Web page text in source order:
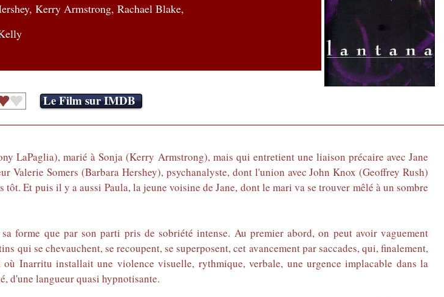
Kerry Armstrong, Rachael Blake,
Le Film sur IMDB
LaPaglia), marié à Sonja (Kerry Armstrong), mais qui entretient une liaison précaire avec Jane
Valerie Somers (Barbara Hershey), psychanalyste, dont l'union avec John Knox (Geoffrey Rush)
Et puis il y a aussi Paula, la jeune voisine de Jane, dont le mari va se trouver mêlé à un sombre
forme que par son parti pris de sobriété intense. Au premier abord, on peut avoir vaguement
qui se chevauchent, se recoupent, se superposent, cet avancement par saccades, qui, finalement,
Inarritu installait une violence visuelle, rythmique, verbale, une urgence implacable dans la
d'une langueur quasi hypnotisante.